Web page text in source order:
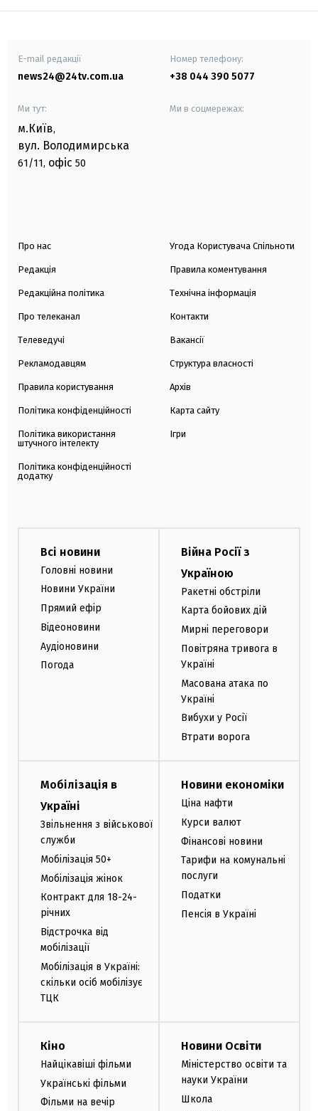
E-mail редакції
news24@24tv.com.ua
Номер телефону:
+38 044 390 5077
Ми тут:
м.Київ,
вул. Володимирська
61/11, офіс 50
Ми в соцмережах:
Про нас
Редакція
Редакційна політика
Про телеканал
Телеведучі
Рекламодавцям
Правила користування
Політика конфіденційності
Політика використання
штучного інтелекту
Політика конфіденційності
додатку
Угода Користувача Спільноти
Правила коментування
Технічна інформація
Контакти
Вакансії
Структура власності
Архів
Карта сайту
Ігри
Всі новини
Головні новини
Новини України
Прямий ефір
Відеоновини
Аудіоновини
Погода
Війна Росії з
Україною
Ракетні обстріли
Карта бойових дій
Мирні переговори
Повітряна тривога в
Україні
Масована атака по
Україні
Вибухи у Росії
Втрати ворога
Мобілізація в
Україні
Звільнення з військової
служби
Мобілізація 50+
Мобілізація жінок
Контракт для 18-24-
річних
Відстрочка від
мобілізації
Мобілізація в Україні:
скільки осіб мобілізує
ТЦК
Новини економіки
Ціна нафти
Курси валют
Фінансові новини
Тарифи на комунальні
послуги
Податки
Пенсія в Україні
Кіно
Найцікавіші фільми
Українські фільми
Фільми на вечір
Новини Освіти
Міністерство освіти та
науки України
Школа